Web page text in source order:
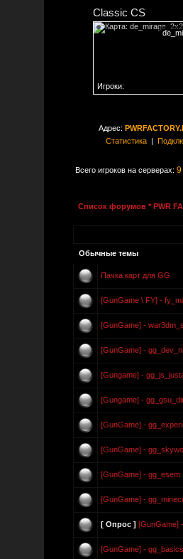
Classic CS
Игроки:
Адрес:
Статистика|
Всего игроков на серверах: 9
Список форумов * PWR
Обычные темы
Пачка карт для GG
[GunGame \ FY] -
[GunGame] -
[GunGame] -
[Gungame] -
[Gungame] -
[GunGame] -
[GunGame] -
[GunGame] - gg_esem
[GunGame] -
[ Опрос ] [GunGame]
[GunGame] -